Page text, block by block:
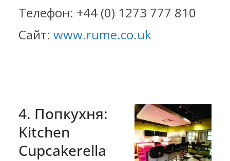
Телефон: +44 (0) 1273 777 810
Сайт: www.rume.co.uk
4. Поп­кухня:
Kitchen
Cupcakerella